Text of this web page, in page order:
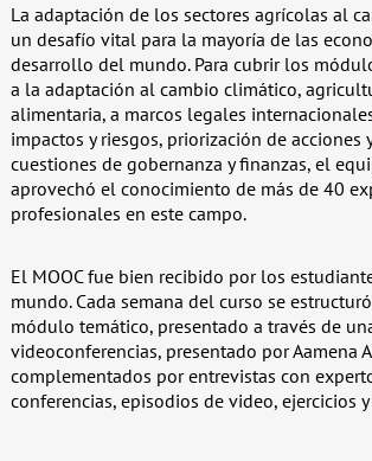
La adaptación de los sectores agrícolas al
un desafío vital para la mayoría de las
desarrollo del mundo. Para cubrir los
a la adaptación al cambio climático,
alimentaria, a marcos legales
impactos y riesgos, priorización de acciones
cuestiones de gobernanza y finanzas, el
aprovechó el conocimiento de más de 40
profesionales en este campo.
El MOOC fue bien recibido por los
mundo. Cada semana del curso se
módulo temático, presentado a través de
videoconferencias, presentado por Aamena
complementados por entrevistas con
conferencias, episodios de video, ejercicios